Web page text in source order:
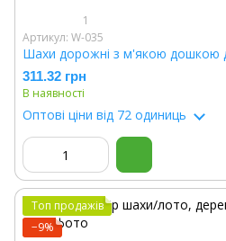
1
Артикул: W-035
Шахи дорожні з м'якою дошкою
311.32 грн
В наявності
Оптові ціни від 72 одиниць
Топ продажів
−9%